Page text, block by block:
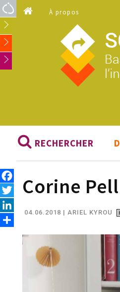
Aller au contenu principal
À propos
RECHERCHER
Twitter
Corine
04.06.2018 | ARIEL KYROU